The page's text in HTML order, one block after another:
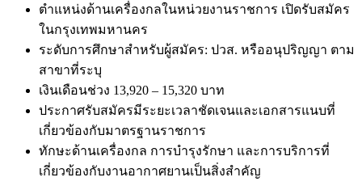
ตำแหน่งด้านเครื่องกลในหน่วยงานราชการ เปิดรับสมัคร
ในกรุงเทพมหานคร
ระดับการศึกษาสำหรับผู้สมัคร: ปวส. หรืออนุปริญญา ตาม
สาขาที่ระบุ
เงินเดือนช่วง 13,920 – 15,320 บาท
ประกาศรับสมัครมีระยะเวลาชัดเจนและเอกสารแนบที่
เกี่ยวข้องกับมาตรฐานราชการ
ทักษะด้านเครื่องกล การบำรุงรักษา และการบริการที่
เกี่ยวข้องกับงานอากาศยานเป็นสิ่งสำคัญ